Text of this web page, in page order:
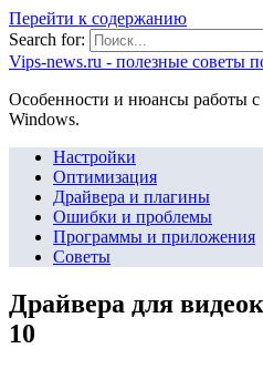
Перейти к содержанию
Search for:
Vips-news.ru - полезные советы
Особенности и нюансы работы
Windows.
Настройки
Оптимизация
Драйвера и плагины
Ошибки и проблемы
Программы и приложения
Советы
Драйвера для
10